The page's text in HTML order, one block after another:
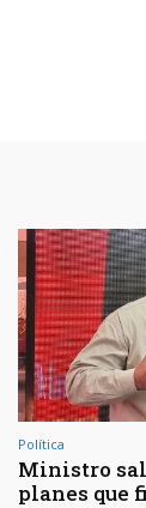
Política
Ministro
planes que